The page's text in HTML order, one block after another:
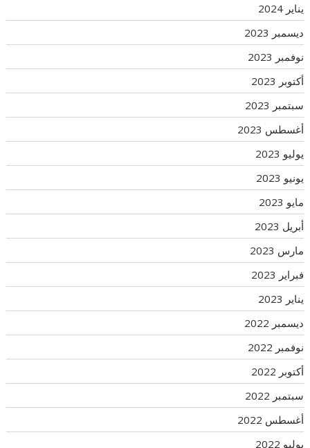
يناير 2024
ديسمبر 2023
نوفمبر 2023
أكتوبر 2023
سبتمبر 2023
أغسطس 2023
يوليو 2023
يونيو 2023
مايو 2023
أبريل 2023
مارس 2023
فبراير 2023
يناير 2023
ديسمبر 2022
نوفمبر 2022
أكتوبر 2022
سبتمبر 2022
أغسطس 2022
يوليو 2022